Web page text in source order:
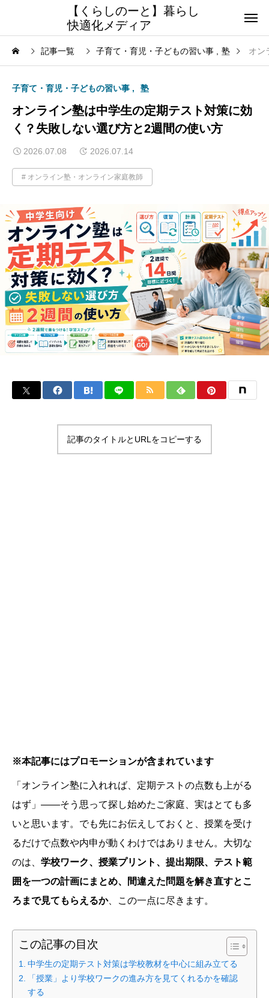
【くらしのーと】暮らし
快適化メディア
記事一覧 子育て・育児・子どもの習い事 塾 オン
子育て・育児・子どもの習い事 塾
オンライン塾は中学生の定期テスト対策に効
く？失敗しない選び方と2週間の使い方
2026.07.08 2026.07.14
オンライン塾・オンライン家庭教師
記事のタイトルとURLをコピーする
※本記事にはプロモーションが含まれています
「オンライン塾に入れれば、定期テストの点数も上がる
はず」——そう思って探し始めたご家庭、実はとても多
いと思います。でも先にお伝えしておくと、授業を受け
るだけで点数や内申が動くわけではありません。大切な
のは、 学校ワーク、授業プリント、提出期限、テスト範
囲を一つの計画にまとめ、間違えた問題を解き直すとこ
ろまで見てもらえるか、この一点に尽きます。
この記事の目次
中学生の定期テスト対策は学校教材を中心に組み立てる
「授業」より学校ワークの進み方を見てくれるかを確認
する